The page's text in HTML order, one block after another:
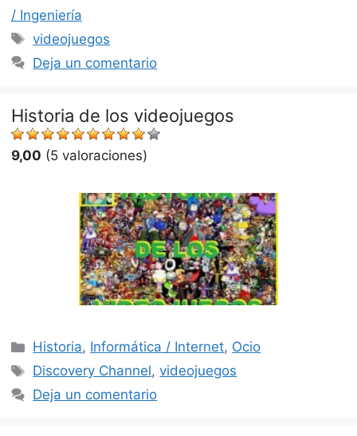
/ Ingeniería
Etiquetas
videojuegos
Deja un comentario
Historia de los videojuegos
9,00 (5 valoraciones)
Categorías
Historia, Informática / Internet, Ocio
Etiquetas
Discovery Channel,videojuegos
Deja un comentario